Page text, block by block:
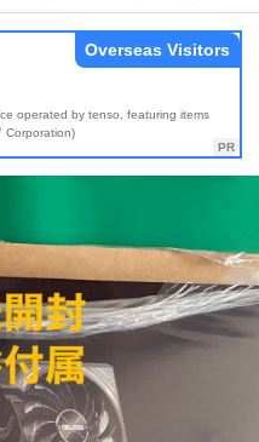
operated by tenso, featuring items
Corporation)
Overseas Visitors